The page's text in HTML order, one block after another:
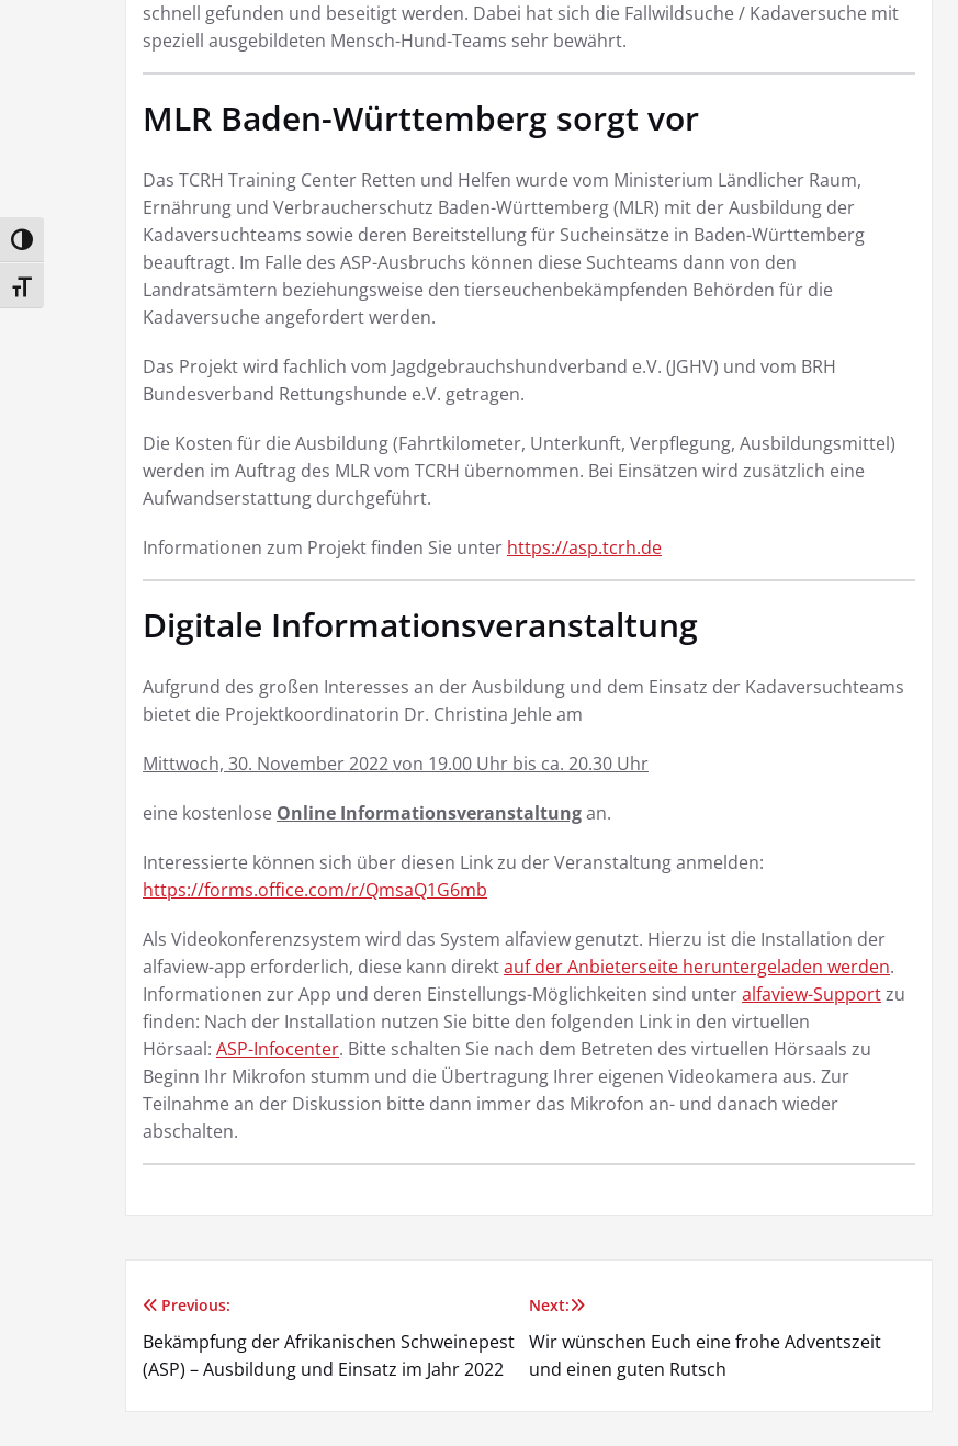
Umschalten auf hohe Kontraste
Schrift vergrößern
schnell gefunden und beseitigt werden. Dabei hat sich die Fallwildsuche / Kadaversuche mit
speziell ausgebildeten Mensch-Hund-Teams sehr bewährt.
MLR Baden-Württemberg sorgt vor
Das TCRH Training Center Retten und Helfen wurde vom Ministerium Ländlicher Raum,
Ernährung und Verbraucherschutz Baden-Württemberg (MLR) mit der Ausbildung der
Kadaversuchteams sowie deren Bereitstellung für Sucheinsätze in Baden-Württemberg
beauftragt. Im Falle des ASP-Ausbruchs können diese Suchteams dann von den
Landratsämtern beziehungsweise den tierseuchenbekämpfenden Behörden für die
Kadaversuche angefordert werden.
Das Projekt wird fachlich vom Jagdgebrauchshundverband e.V. (JGHV) und vom BRH
Bundesverband Rettungshunde e.V. getragen.
Die Kosten für die Ausbildung (Fahrtkilometer, Unterkunft, Verpflegung, Ausbildungsmittel)
werden im Auftrag des MLR vom TCRH übernommen. Bei Einsätzen wird zusätzlich eine
Aufwandserstattung durchgeführt.
Informationen zum Projekt finden Sie unter https://asp.tcrh.de
Digitale Informationsveranstaltung
Aufgrund des großen Interesses an der Ausbildung und dem Einsatz der Kadaversuchteams
bietet die Projektkoordinatorin Dr. Christina Jehle am
Mittwoch, 30. November 2022 von 19.00 Uhr bis ca. 20.30 Uhr
eine kostenlose Online Informationsveranstaltungan.
Interessierte können sich über diesen Link zu der Veranstaltung anmelden:
https://forms.office.com/r/QmsaQ1G6mb
Als Videokonferenzsystem wird das System alfaview genutzt. Hierzu ist die Installation der
alfaview-app erforderlich, diese kann direktauf der Anbieterseite heruntergeladen werden.
Informationen zur App und deren Einstellungs-Möglichkeiten sind unteralfaview-Supportzu
finden: Nach der Installation nutzen Sie bitte den folgenden Link in den virtuellen
Hörsaal: ASP-Infocenter. Bitte schalten Sie nach dem Betreten des virtuellen Hörsaals zu
Beginn Ihr Mikrofon stumm und die Übertragung Ihrer eigenen Videokamera aus. Zur
Teilnahme an der Diskussion bitte dann immer das Mikrofon an- und danach wieder
abschalten.
Beitragsnavigation
Previous:
Bekämpfung der Afrikanischen Schweinepest
(ASP) – Ausbildung und Einsatz im Jahr 2022
Next:
Wir wünschen Euch eine frohe Adventszeit
und einen guten Rutsch